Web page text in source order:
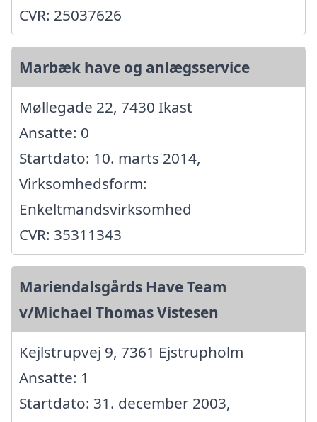
CVR: 25037626
Marbæk have og anlægsservice
Møllegade 22, 7430 Ikast
Ansatte: 0
Startdato: 10. marts 2014,
Virksomhedsform:
Enkeltmandsvirksomhed
CVR: 35311343
Mariendalsgårds Have Team
v/Michael Thomas Vistesen
Kejlstrupvej 9, 7361 Ejstrupholm
Ansatte: 1
Startdato: 31. december 2003,